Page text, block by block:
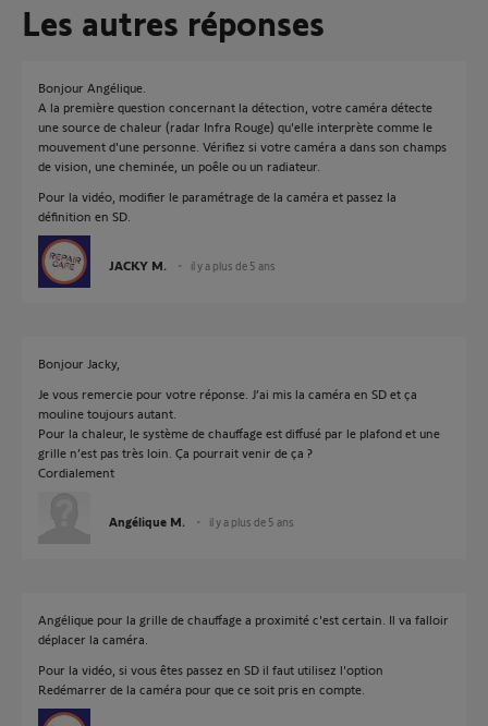
Les autres réponses
Bonjour Angélique.
A la première question concernant la détection, votre caméra détecte
une source de chaleur (radar Infra Rouge) qu'elle interprète comme le
mouvement d'une personne. Vérifiez si votre caméra a dans son champs
de vision, une cheminée, un poêle ou un radiateur.
Pour la vidéo, modifier le paramétrage de la caméra et passez la
définition en SD.
JACKY M. il y a plus de 5 ans
Bonjour Jacky,
Je vous remercie pour votre réponse. J’ai mis la caméra en SD et ça
mouline toujours autant.
Pour la chaleur, le système de chauffage est diffusé par le plafond et une
grille n’est pas très loin. Ça pourrait venir de ça ?
Cordialement
Angélique M. il y a plus de 5 ans
Angélique pour la grille de chauffage a proximité c'est certain. Il va falloir
déplacer la caméra.
Pour la vidéo, si vous êtes passez en SD il faut utilisez l'option
Redémarrer de la caméra pour que ce soit pris en compte.